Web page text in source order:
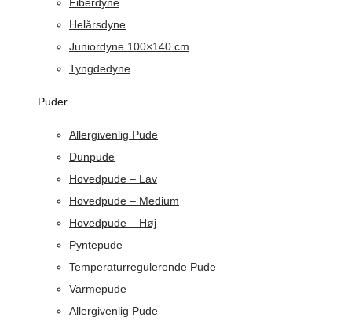
Helårsdyne
Juniordyne 100×140 cm
Tyngdedyne
Puder
Allergivenlig Pude
Dunpude
Hovedpude – Lav
Hovedpude – Medium
Hovedpude – Høj
Pyntepude
Temperaturregulerende Pude
Varmepude
Allergivenlig Pude